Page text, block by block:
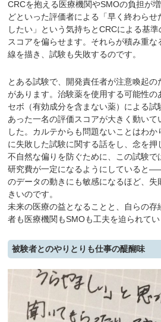
CRCを抱える医療機関やSMOの負担が
どといった評価者による「早く終わら
したい」という気持ちとCRCによる基
スコアを偏らせます。それらが積み重な
線を描き、試験も失敗するのです。
とある試験で、開発責任者が注意喚起の
があります。治験薬を使用する可能性の
セボ（有効成分を含まない薬）による試
あった一名の評価スコアが大きく動いて
した。カルテからも問題ないことはわ
に失敗した試験に関する話をし、念を
不自然な偏りを防ぐために、この試験で
研究費が一定になるようにしていると
のデータの動きにも敏感になるほど、
きいのです。
未来の医療の益となることと、自らの
者も医療機関もSMOも工夫を迫られてい
被験者とのやりとりも仕事の醍醐味